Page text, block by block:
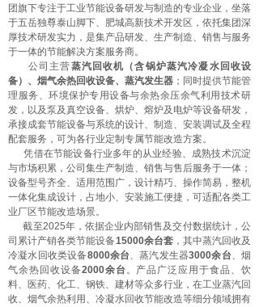
团旗下专注于工业节能设备研发与制造的专业企业，坐落
于五岳独尊泰山脚下、肥城高新技术开发区，依托集团深
厚技术研发实力，是集产品研发、生产制造、销售与服务
于一体的节能解决方案服务商。
公司主营蒸汽回收机（含锅炉蒸汽冷凝水回收设
备）、烟气余热回收设备、蒸汽发生器 ；同时提供节能管
理服务、环境保护专用设备与余热余压余气利用技术研
发，以及泵及真空设备、烘炉、熔炉及电炉等设备研发，
承接成套节能设备与系统的设计、制造、安装调试及全程
配套服务，可为各行业定制专属节能改造方案。
凭借在节能设备行业多年的从业经验、成熟技术沉淀
与市场积累，公司集生产制造、销售与售后服务于一体；
设备型号齐全、适用范围广，设计精巧、操作简易，整机
一体化集成设计，占地小、安装施工便捷，可适配各类工
业厂区节能改造场景。
截至2025年，依据企业内部销售及交付数据统计，公
司累计产销各类节能设备15000余台套，其中蒸汽回收及
冷凝水回收类设备8000余台、蒸汽发生器3000余台、烟
气余热回收设备2000余台 。产品广泛应用于食品、饮
料、医药、化工、钢铁、建材等众多行业，在工业蒸汽回
收、烟气余热利用、冷凝水回收节能改造等细分领域拥有